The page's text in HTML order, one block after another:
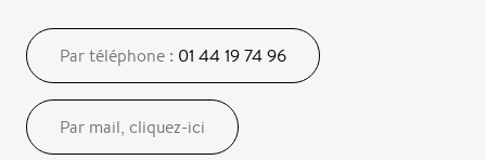
Par téléphone : 01 44 19 74 96
Par mail, cliquez-ici